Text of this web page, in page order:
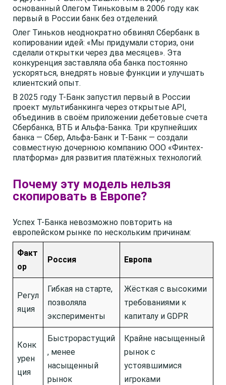
основанный Олегом Тиньковым в 2006 году как
первый в России банк без отделений.
Олег Тиньков неоднократно обвинял Сбербанк в
копировании идей: «Мы придумали сториз, они
сделали открытки через два месяцев». Эта
конкуренция заставляла оба банка постоянно
ускоряться, внедрять новые функции и улучшать
клиентский опыт.
В 2025 году Т-Банк запустил первый в России
проект мультибанкинга через открытые API,
объединив в своём приложении дебетовые счета
Сбербанка, ВТБ и Альфа-Банка. Три крупнейших
банка — Сбер, Альфа-Банк и Т-Банк — создали
совместную дочернюю компанию ООО «Финтех-
платформа» для развития платёжных технологий.
Почему эту модель нельзя
скопировать в Европе?
Успех Т-Банка невозможно повторить на
европейском рынке по нескольким причинам:
Факт
ор
Россия Европа
Регул
яция
Гибкая на старте,
позволяла
эксперименты
Жёсткая с высокими
требованиями к
капиталу и GDPR
Конк
урен
ция
Быстрорастущий
, менее
насыщенный
рынок
Крайне насыщенный
рынок с
устоявшимися
игроками